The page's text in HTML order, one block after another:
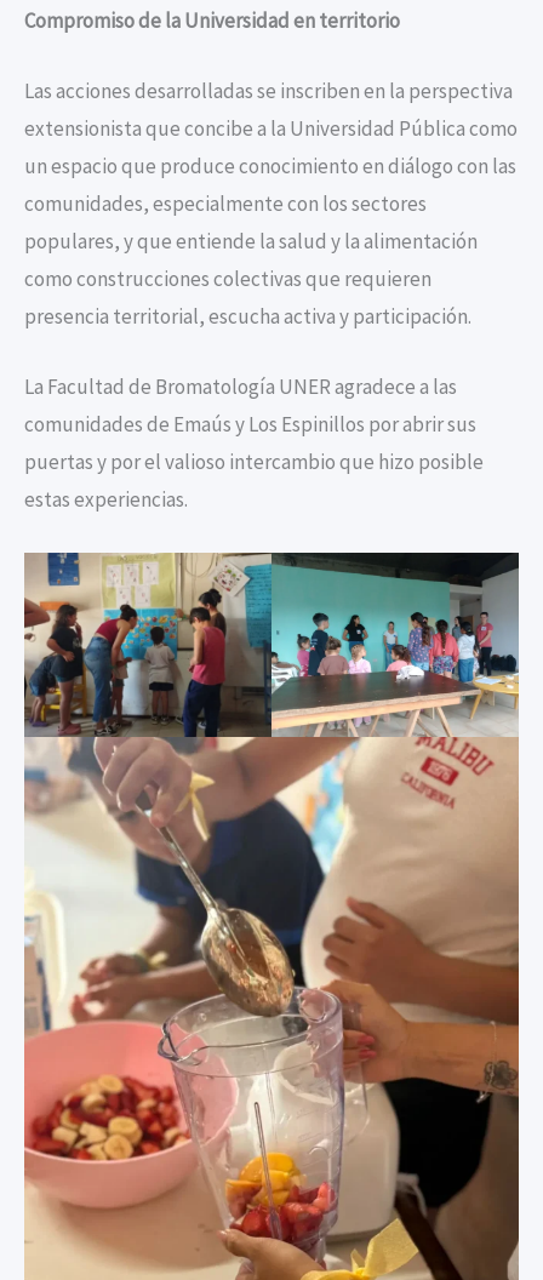
Compromiso de la Universidad en territorio
Las acciones desarrolladas se inscriben en la perspectiva
extensionista que concibe a la Universidad Pública como
un espacio que produce conocimiento en diálogo con las
comunidades, especialmente con los sectores
populares, y que entiende la salud y la alimentación
como construcciones colectivas que requieren
presencia territorial, escucha activa y participación.
La Facultad de Bromatología UNER agradece a las
comunidades de Emaús y Los Espinillos por abrir sus
puertas y por el valioso intercambio que hizo posible
estas experiencias.